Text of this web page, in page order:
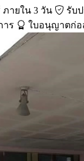
ายใน 3 วัน
รับ
าร
ใบอนุญาตก่อ